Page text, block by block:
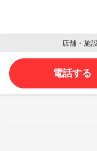
店舗・施
電話する